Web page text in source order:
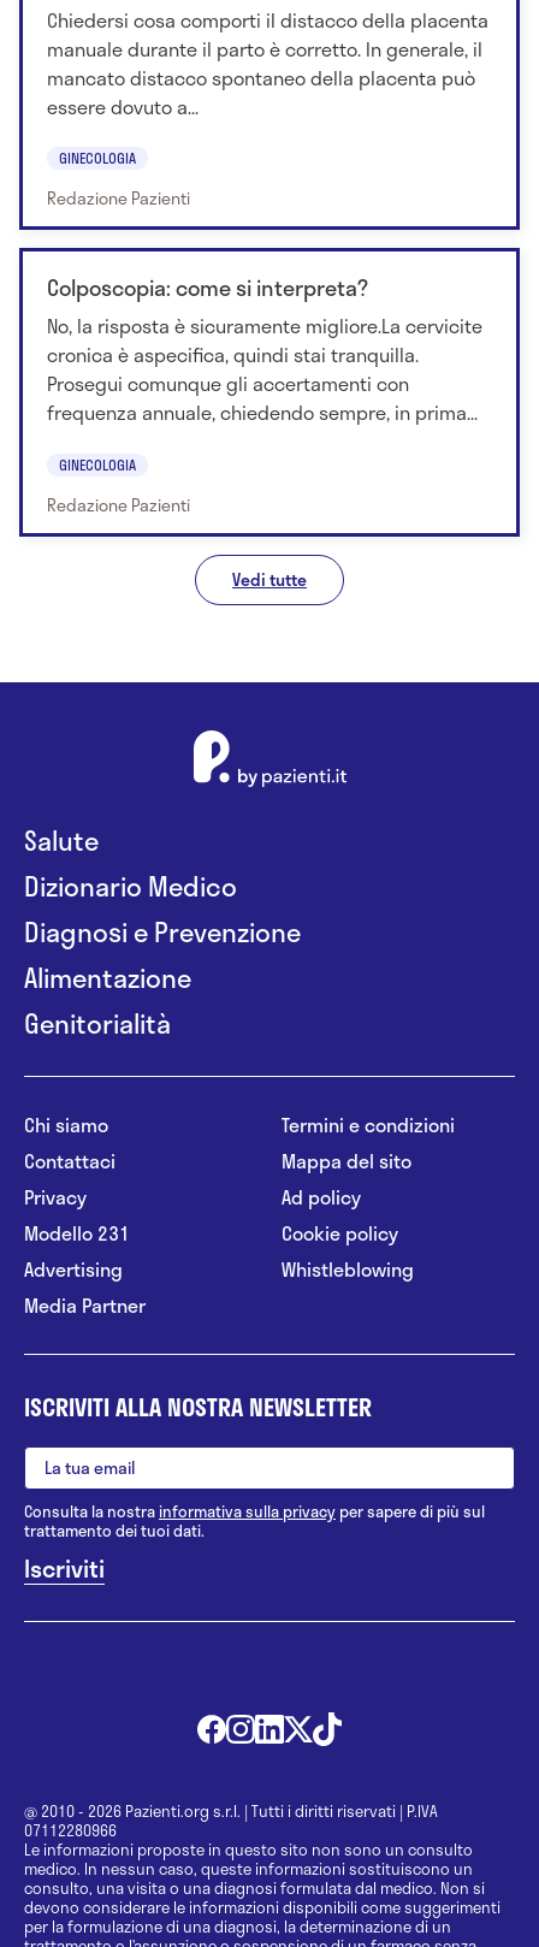
Chiedersi cosa comporti il distacco della placenta
manuale durante il parto è corretto. In generale, il
mancato distacco spontaneo della placenta può
essere dovuto a...
GINECOLOGIA
Redazione Pazienti
Colposcopia: come si interpreta?
No, la risposta è sicuramente migliore.La cervicite
cronica è aspecifica, quindi stai tranquilla.
Prosegui comunque gli accertamenti con
frequenza annuale, chiedendo sempre, in prima...
GINECOLOGIA
Redazione Pazienti
Vedi tutte
Salute
Dizionario Medico
Diagnosi e Prevenzione
Alimentazione
Genitorialità
Chi siamo
Contattaci
Privacy
Modello 231
Advertising
Media Partner
Termini e condizioni
Mappa del sito
Ad policy
Cookie policy
Whistleblowing
ISCRIVITI ALLA NOSTRA NEWSLETTER
Consulta la nostrainformativa sulla privacy per sapere di più sul
trattamento dei tuoi dati.
@ 2010 - 2026 Pazienti.org s.r.l. | Tutti i diritti riservati | P.IVA
07112280966
Le informazioni proposte in questo sito non sono un consulto
medico. In nessun caso, queste informazioni sostituiscono un
consulto, una visita o una diagnosi formulata dal medico. Non si
devono considerare le informazioni disponibili come suggerimenti
per la formulazione di una diagnosi, la determinazione di un